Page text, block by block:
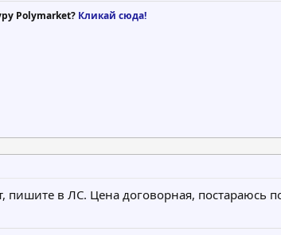
Polymarket? Кликай сюда!
пишите в ЛС. Цена договорная, постараюсь